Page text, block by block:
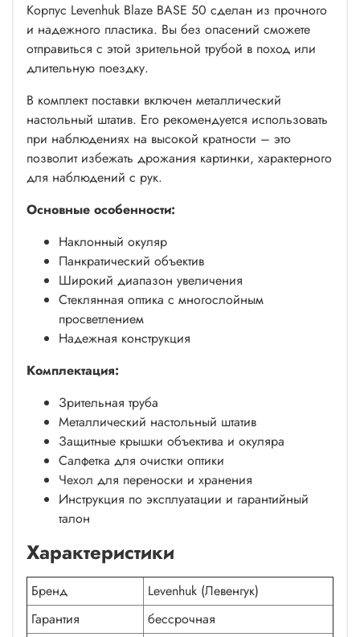
Корпус Levenhuk Blaze BASE 50 сделан из прочного
и надежного пластика. Вы без опасений сможете
отправиться с этой зрительной трубой в поход или
длительную поездку.
В комплект поставки включен металлический
настольный штатив. Его рекомендуется использовать
при наблюдениях на высокой кратности – это
позволит избежать дрожания картинки, характерного
для наблюдений с рук.
Основные особенности:
Наклонный окуляр
Панкратический объектив
Широкий диапазон увеличения
Стеклянная оптика с многослойным
просветлением
Надежная конструкция
Комплектация:
Зрительная труба
Металлический настольный штатив
Защитные крышки объектива и окуляра
Салфетка для очистки оптики
Чехол для переноски и хранения
Инструкция по эксплуатации и гарантийный
талон
Характеристики
Бренд
Levenhuk (Левенгук)
Гарантия
бессрочная